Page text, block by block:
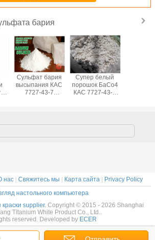
бария
Сульфат бария
высыпания КАС
7727-43-7
Супер белый
порошок БаСо4
КАС 7727-43-7
низкой
нас | Свяжитесь мы | Карта сайта | Privacy Policy
настольного компьютера
supplier. Copyright © 2015 - 2026 Shanghai
Titanium White Product Co., Ltd..
reserved. Developed by ECER